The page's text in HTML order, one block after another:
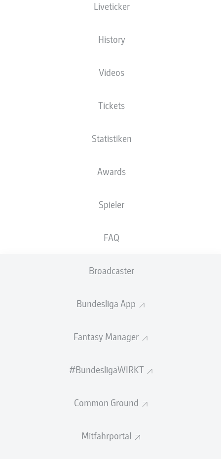
Liveticker
History
Videos
Tickets
Statistiken
Awards
Spieler
FAQ
Broadcaster
Bundesliga App
Fantasy Manager
#BundesligaWIRKT
Common Ground
Mitfahrportal
ATALANTA BERGAMO
Nicola Zalewski
Marco Sportiello
VERTEIDIGUNG